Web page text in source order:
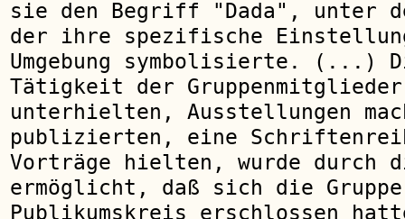
sie den Begriff "Dada", unter
der ihre spezifische
Umgebung symbolisierte. (...)
Tätigkeit der
unterhielten, Ausstellungen
publizierten, eine
Vorträge hielten, wurde durch
ermöglicht, daß sich die
Publikumskreis erschlossen